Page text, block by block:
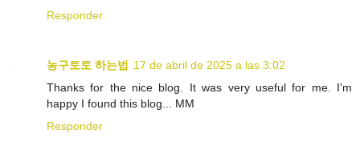
Responder
농구토토 하는법
17 de abril de 2025 a las 3:02
Thanks for the nice blog. It was very useful for me. I'm
happy I found this blog... MM
Responder